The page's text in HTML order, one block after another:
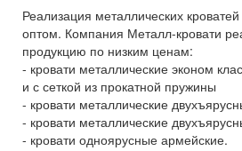
Реализация металлических
оптом. Компания Металл-кровати
продукцию по низким ценам:
- кровати металлические эконом
и с сеткой из прокатной пружины
- кровати металлические
- кровати металлические
- кровати одноярусные армейские.